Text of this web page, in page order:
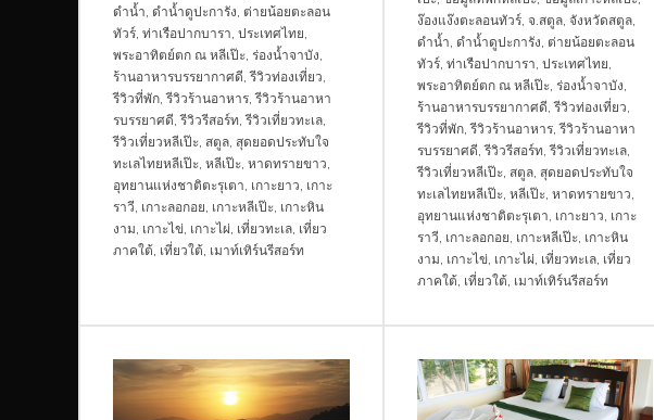
ดำน้ำ, ดำน้ำดูปะการัง, ต่ายน้อยตะลอน
ทัวร์, ท่าเรือปากบารา, ประเทศไทย,
พระอาทิตย์ตก ณ หลีเป๊ะ, ร่องน้ำจาบัง,
ร้านอาหารบรรยากาศดี,รีวิวท่องเที่ยว,
รีวิวที่พัก,รีวิวร้านอาหาร,รีวิวร้านอาหา
รบรรยาศดี,รีวิวรีสอร์ท,รีวิวเที่ยวทะเล,
รีวิวเที่ยวหลีเป๊ะ, สตูล, สุดยอดประทับใจ
ทะเลไทยหลีเป๊ะ, หลีเป๊ะ, หาดทรายขาว,
อุทยานแห่งชาติตะรุเตา, เกาะยาว, เกาะ
ราวี, เกาะลอกอย, เกาะหลีเป๊ะ, เกาะหิน
งาม, เกาะไข่, เกาะไผ่, เที่ยวทะเล, เที่ยว
ภาคใต้, เที่ยวใต้, เมาท์เทิร์นรีสอร์ท
ง๊องแง๊งตะลอนทัวร์, จ.สตูล, จังหวัดสตูล,
ดำน้ำ, ดำน้ำดูปะการัง, ต่ายน้อยตะลอน
ทัวร์, ท่าเรือปากบารา, ประเทศไทย,
พระอาทิตย์ตก ณ หลีเป๊ะ, ร่องน้ำจาบัง,
ร้านอาหารบรรยากาศดี,รีวิวท่องเที่ยว,
รีวิวที่พัก,รีวิวร้านอาหาร,รีวิวร้านอาหา
รบรรยาศดี,รีวิวรีสอร์ท,รีวิวเที่ยวทะเล,
รีวิวเที่ยวหลีเป๊ะ, สตูล, สุดยอดประทับใจ
ทะเลไทยหลีเป๊ะ, หลีเป๊ะ, หาดทรายขาว,
อุทยานแห่งชาติตะรุเตา, เกาะยาว, เกาะ
ราวี, เกาะลอกอย, เกาะหลีเป๊ะ, เกาะหิน
งาม, เกาะไข่, เกาะไผ่, เที่ยวทะเล, เที่ยว
ภาคใต้, เที่ยวใต้, เมาท์เทิร์นรีสอร์ท